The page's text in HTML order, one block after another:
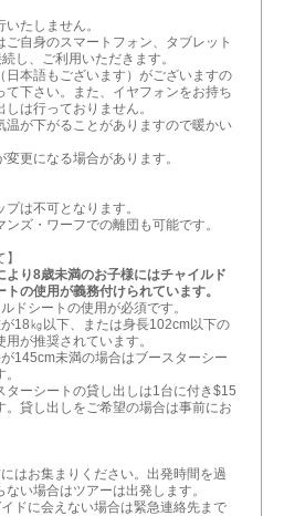
たしません。
自身のスマートフォン、タブレット
し、ご利用いただきます。
日本語もございます）がございますの
下さい。また、イヤフォンをお持ち
は行っておりません。
が下がることがありますので暖かい
変更になる場合があります。
は不可となります。
ズ・ワーフでの離団も可能です。
り8歳未満のお子様にはチャイルド
の使用が義務付けられています。
ドシートの使用が必須です。
18㎏以下、または身長102cm以下の
が推奨されています。
145cm未満の場合はブースターシー
ーシートの貸し出しは1台に付き$15
貸し出しをご希望の場合は事前にお
はお集まりください。出発時間を過
い場合はツアーは出発します。
ドに会えない場合は緊急連絡先まで